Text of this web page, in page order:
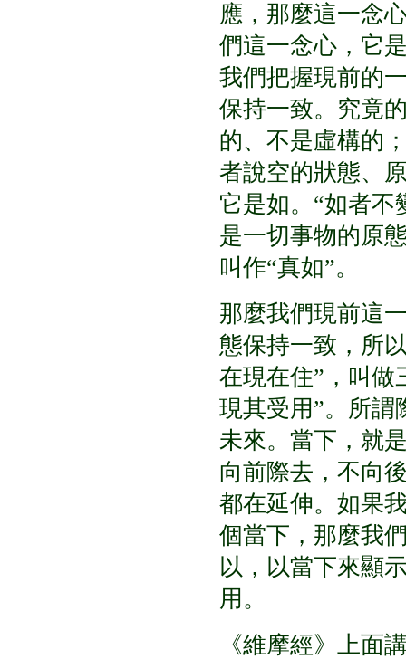
應，那麼這一念
們這一念心，它
我們把握現前的
保持一致。究竟
的、不是虛構的
者說空的狀態、
它是如。 “如者不
是一切事物的原
叫作“真如”。
那麼我們現前這
態保持一致，所
在現在住” ，叫
現其受用”。所謂
未來。當下，就
向前際去，不向
都在延伸。如果
個當下，那麼我
以，以當下來顯
用。
《維摩經》上面